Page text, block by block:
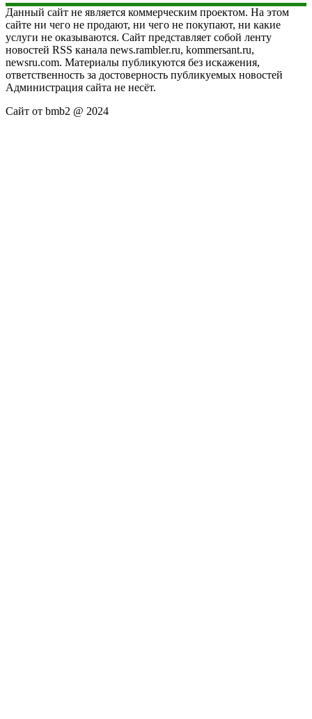
Данный сайт не является коммерческим проектом. На этом
сайте ни чего не продают, ни чего не покупают, ни какие
услуги не оказываются. Сайт представляет собой ленту
новостей RSS канала news.rambler.ru, kommersant.ru,
newsru.com. Материалы публикуются без искажения,
ответственность за достоверность публикуемых новостей
Администрация сайта не несёт.
Сайт от bmb2 @ 2024